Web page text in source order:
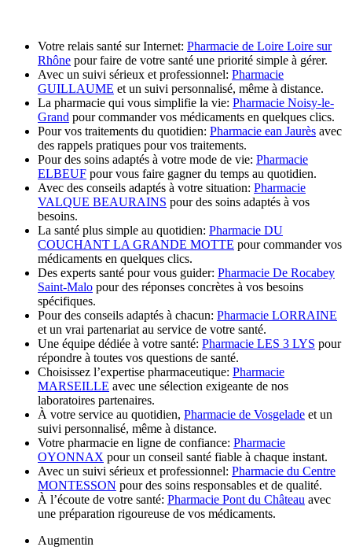
Votre relais santé sur Internet: Pharmacie de Loire Loire sur
Rhône pour faire de votre santé une priorité simple à gérer.
Avec un suivi sérieux et professionnel: Pharmacie
GUILLAUME et un suivi personnalisé, même à distance.
La pharmacie qui vous simplifie la vie: Pharmacie Noisy-le-
Grand pour commander vos médicaments en quelques clics.
Pour vos traitements du quotidien: Pharmacie ean Jaurès avec
des rappels pratiques pour vos traitements.
Pour des soins adaptés à votre mode de vie: Pharmacie
ELBEUF pour vous faire gagner du temps au quotidien.
Avec des conseils adaptés à votre situation: Pharmacie
VALQUE BEAURAINS pour des soins adaptés à vos
besoins.
La santé plus simple au quotidien: Pharmacie DU
COUCHANT LA GRANDE MOTTE pour commander vos
médicaments en quelques clics.
Des experts santé pour vous guider: Pharmacie De Rocabey
Saint-Malo pour des réponses concrètes à vos besoins
spécifiques.
Pour des conseils adaptés à chacun: Pharmacie LORRAINE
et un vrai partenariat au service de votre santé.
Une équipe dédiée à votre santé: Pharmacie LES 3 LYS pour
répondre à toutes vos questions de santé.
Choisissez l’expertise pharmaceutique: Pharmacie
MARSEILLE avec une sélection exigeante de nos
laboratoires partenaires.
À votre service au quotidien, Pharmacie de Vosgelade et un
suivi personnalisé, même à distance.
Votre pharmacie en ligne de confiance: Pharmacie
OYONNAX pour un conseil santé fiable à chaque instant.
Avec un suivi sérieux et professionnel: Pharmacie du Centre
MONTESSON pour des soins responsables et de qualité.
À l’écoute de votre santé: Pharmacie Pont du Château avec
une préparation rigoureuse de vos médicaments.
Augmentin